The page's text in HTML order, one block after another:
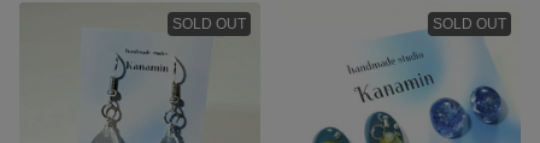
SOLD OUT SOLD OUT